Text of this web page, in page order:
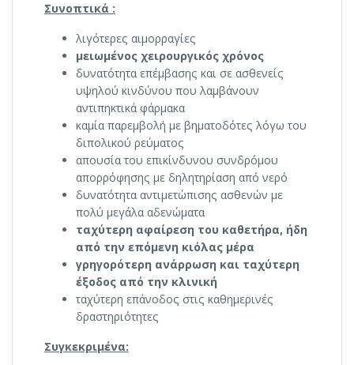
Συνοπτικά :
λιγότερες αιμορραγίες
μειωμένος χειρουργικός χρόνος
δυνατότητα επέμβασης και σε ασθενείς
υψηλού κινδύνου που λαμβάνουν
αντιπηκτικά φάρμακα
καμία παρεμβολή με βηματοδότες λόγω του
διπολικού ρεύματος
απουσία του επικίνδυνου συνδρόμου
απορρόφησης με δηλητηρίαση από νερό
δυνατότητα αντιμετώπισης ασθενών με
πολύ μεγάλα αδενώματα
ταχύτερη αφαίρεση του καθετήρα, ήδη
από την επόμενη κιόλας μέρα
γρηγορότερη ανάρρωση και ταχύτερη
έξοδος από την κλινική
ταχύτερη επάνοδος στις καθημερινές
δραστηριότητες
Συγκεκριμένα: